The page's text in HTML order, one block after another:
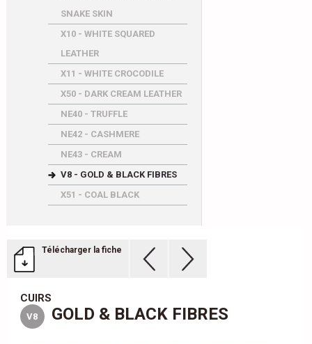
SNAKE SKIN
X10 - WHITE SQUARED
LEATHER
X11 - WHITE CROCODILE
X50 - DARK CREAM LEATHER
NE40 - TRUFFLE
NE42 - CASHMERE
NE43 - CREAM
V8 - GOLD & BLACK FIBRES
X51 - COAL BLACK
Télécharger la fiche
CUIRS
V8 GOLD & BLACK FIBRES